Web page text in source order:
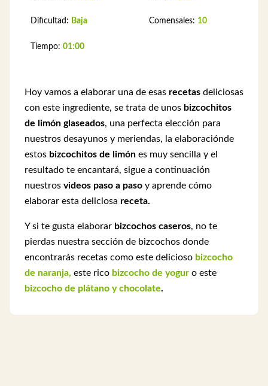
Dificultad: Baja
Tiempo: 01:00
Comensales: 10
Hoy vamos a elaborar una de esas recetas deliciosas
con este ingrediente, se trata de unos bizcochitos
de limón glaseados, una perfecta elección para
nuestros desayunos y meriendas, la elaboraciónde
estos bizcochitos de limón es muy sencilla y el
resultado te encantará, sigue a continuación
nuestros videos paso a paso y aprende cómo
elaborar esta deliciosa receta.
Y si te gusta elaborar bizcochos caseros, no te
pierdas nuestra sección de bizcochos donde
encontrarás recetas como este delicioso bizcocho
de naranja, este rico bizcocho de yogur o este
bizcocho de plátano y chocolate.